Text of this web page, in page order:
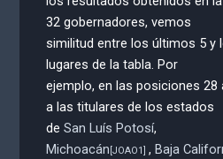
32 gobernadores, vemos
similitud entre los últimos 5 y
lugares de la tabla. Por
ejemplo, en las posiciones 28
a las titulares de los estados
deSan Luís Potosí,
Michoacán [JOAO1] , Baja